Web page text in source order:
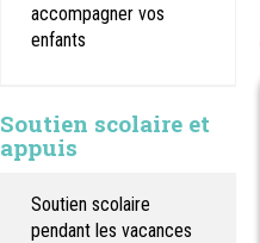
accompagner vos
enfants
Soutien scolaire et
appuis
Soutien scolaire
pendant les vacances